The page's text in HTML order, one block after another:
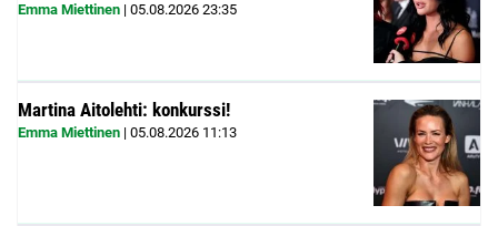
Emma Miettinen | 05.08.2026 23:35
Martina Aitolehti: konkurssi!
Emma Miettinen | 05.08.2026 11:13